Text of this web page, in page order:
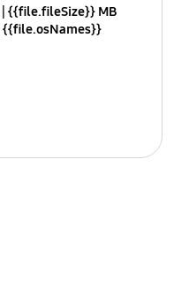
{{file.fileSize}} MB
{{file.osNames}}